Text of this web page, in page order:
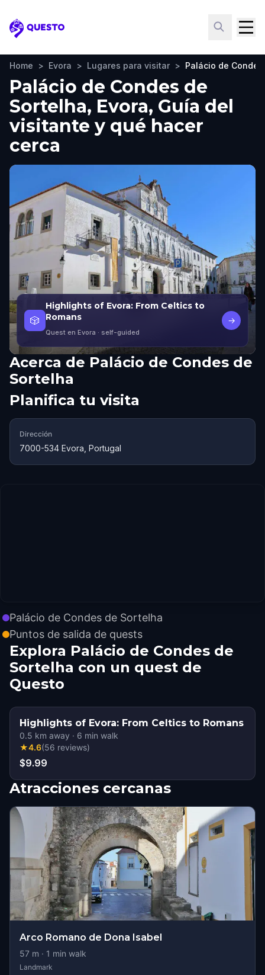
Questo
Home > Evora > Lugares para visitar > Palácio de
Palácio de Condes de
Sortelha, Evora, Guía del
visitante y qué hacer
cerca
🎲
Highlights of Evora: From Celtics to
Romans
Quest en Evora · self-guided
→
Acerca de Palácio de Condes de
Sortelha
Planifica tu visita
Dirección
7000-534 Evora, Portugal
Palácio de Condes de Sortelha
Puntos de salida de quests
Explora Palácio de Condes de
Sortelha con un quest de
Questo
Highlights of Evora: From Celtics to Romans
0.5 km away · 6 min walk
★4.6(56 reviews)
$9.99
Atracciones cercanas
Arco Romano de Dona Isabel
57 m · 1 min walk
Landmark